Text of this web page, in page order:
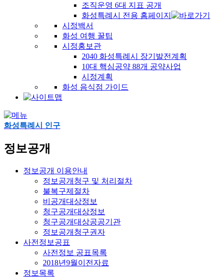
조직운영 6대 지표 공개
화성특례시 전용 홈페이지
시정백서
화성 여행 꿀팁
시정홍보관
2040 화성특례시 장기발전계획
10대 핵심공약 88개 공약사업
시정계획
화성 음식점 가이드
화성특례시 인구
정보공개
정보공개 이용안내
정보공개청구 및 처리절차
불복구제절차
비공개대상정보
청구공개대상정보
청구공개대상공공기관
정보공개청구권자
사전정보공표
사전정보 공표목록
2018년9월이전자료
정보목록